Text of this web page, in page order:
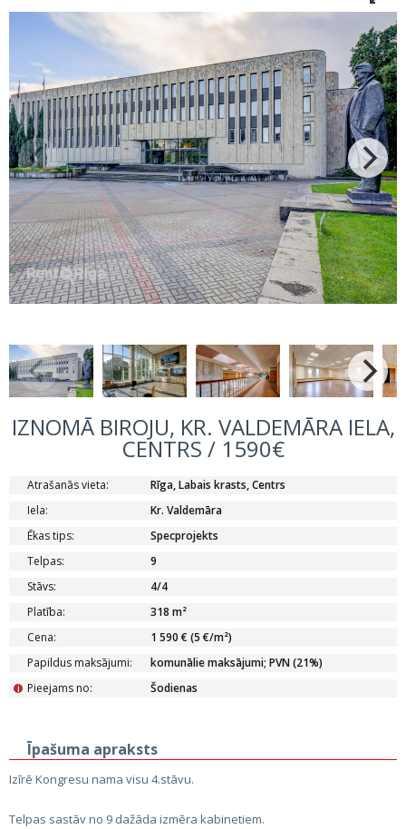
IZNOMĀ BIROJU, KR. VALDEMĀRA IELA,
CENTRS / 1590€
Atrašanās vieta:
Rīga, Labais krasts, Centrs
Iela:
Kr. Valdemāra
Ēkas tips:
Specprojekts
Telpas:
9
Stāvs:
4/4
Platība:
318 m²
Cena:
1 590 € (5 €/m²)
Papildus maksājumi:
komunālie maksājumi; PVN (21%)
Pieejams no:
i Šodienas
Īpašuma apraksts
Izīrē Kongresu nama visu 4.stāvu.
Telpas sastāv no 9 dažāda izmēra kabinetiem.